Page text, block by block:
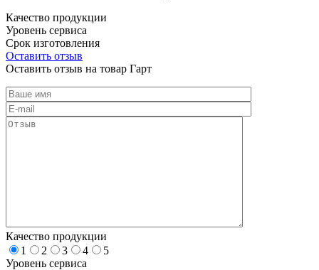
Качество продукции
Уровень сервиса
Срок изготовления
Оставить отзыв
Оставить отзыв на товар Гарт
Качество продукции
1
2 3 4
5
Уровень сервиса